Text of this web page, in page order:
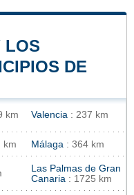
LOS
DE
km Valencia : 237 km
km Málaga : 364 km
Las Palmas de Gran
Canaria : 1725 km